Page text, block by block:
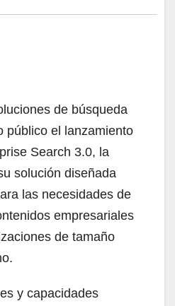
de búsqueda
público el lanzamiento
Search 3.0, la
solución diseñada
las necesidades de
empresariales
de tamaño
y capacidades